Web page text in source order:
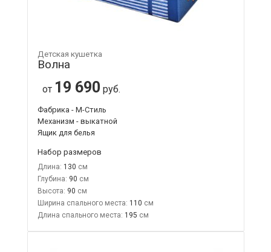
Детская кушетка
Волна
от 19 690 руб.
Фабрика - М-Стиль
Механизм - выкатной
Ящик для белья
Набор размеров
Длина: 130
Глубина: 90
Высота: 90
Ширина спального места: 110
Длина спального места: 195